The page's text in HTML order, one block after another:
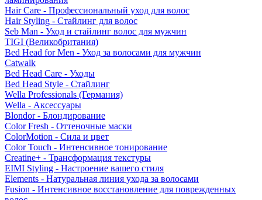
Hair Care - Профессиональный уход для волос
Hair Styling - Стайлинг для волос
Seb Man - Уход и стайлинг волос для мужчин
TIGI (Великобритания)
Bed Head for Men - Уход за волосами для мужчин
Catwalk
Bed Head Care - Уходы
Bed Head Style - Стайлинг
Wella Professionals (Германия)
Wella - Аксессуары
Blondor - Блондирование
Color Fresh - Оттеночные маски
ColorMotion - Сила и цвет
Color Touch - Интенсивное тонирование
Creatine+ - Трансформация текстуры
EIMI Styling - Настроение вашего стиля
Elements - Натуральная линия ухода за волосами
Fusion - Интенсивное восстановление для поврежденных